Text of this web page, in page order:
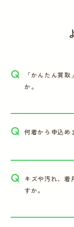
Q
「かんたん買
か。
Q 何着から申込め
Q キズや汚れ、着
すか。